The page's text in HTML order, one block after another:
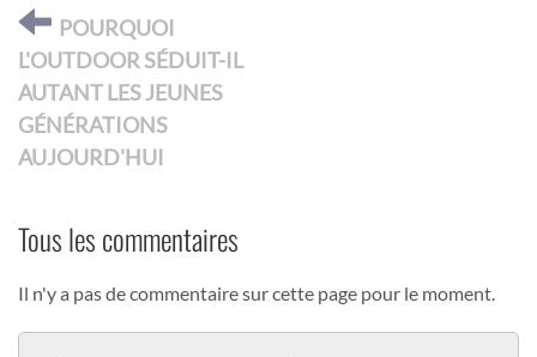
POURQUOI
L'OUTDOOR SÉDUIT-IL
AUTANT LES JEUNES
GÉNÉRATIONS
AUJOURD'HUI
Tous les commentaires
Il n'y a pas de commentaire sur cette page pour le moment.